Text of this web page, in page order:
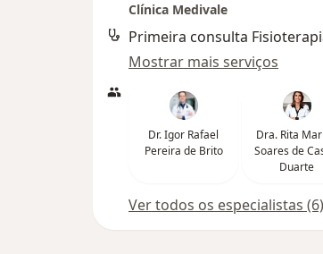
Clínica Medivale
Primeira consulta
Mostrar mais serviços
Dr. Igor Rafael
Pereira de Brito
Dra. Rita
Soares de
Duarte
Ver todos os especialistas (6)